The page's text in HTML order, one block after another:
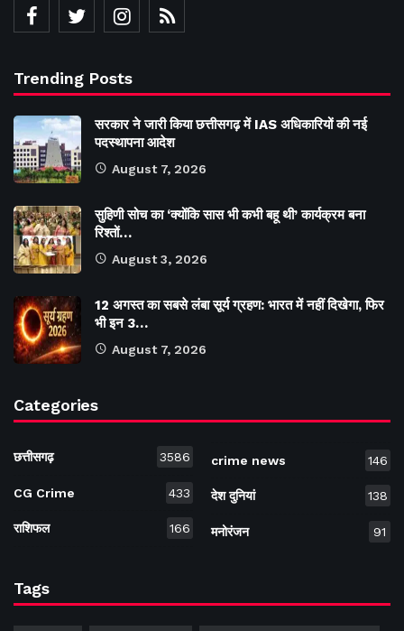
Trending Posts
सरकार ने जारी किया छत्तीसगढ़ में IAS अधिकारियों की नई
पदस्थापना आदेश
August 7, 2026
सुहिणी सोच का ‘क्योंकि सास भी कभी बहू थी’ कार्यक्रम बना
रिश्तों…
August 3, 2026
12 अगस्त का सबसे लंबा सूर्य ग्रहण: भारत में नहीं दिखेगा, फिर
भी इन 3…
August 7, 2026
Categories
छत्तीसगढ़ 3586
CG Crime 433
राशिफल 166
crime news 146
देश दुनियां 138
मनोरंजन 91
Tags